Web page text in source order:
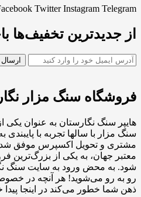
Twitter Instagram Telegram
از جدیدترین تخفیف‌ها
فروشگاه سنگ مزار
هایپر سنگ نگارستان به عنوان یکی
سنگ مزار با سالها تجربه با
مشتری و تحویل اکسپرس موفق شده
معتبر جهان، به یکی از بزرگ‌ترین
شود. به محض ورود به سایت سنگ
رو به رو می‌شوید! هر آنچه در
ذهن شما خطور می‌کند در اینجا پیدا